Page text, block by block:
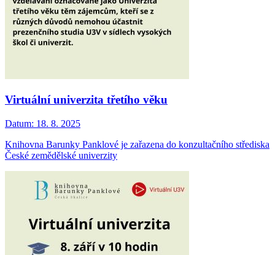
Virtuální univerzita třetího věku
Datum: 18. 8. 2025
Knihovna Barunky Panklové je zařazena do konzultačního střediska
České zemědělské univerzity